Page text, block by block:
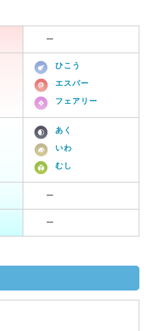
ー
ひこう
エスパー
フェアリー
あく
いわ
むし
ー
ー